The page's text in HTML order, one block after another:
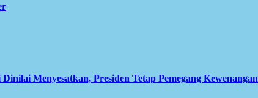
Menyesatkan, Presiden Tetap Pemegang Kewenangan